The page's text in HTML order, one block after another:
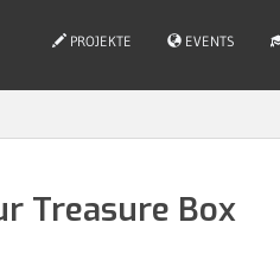
PROJEKTE EVENTS
Treasure Box